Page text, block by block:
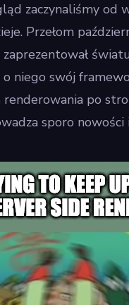
zaczynaliśmy od
Przełom
niego swój
po
sporo nowości